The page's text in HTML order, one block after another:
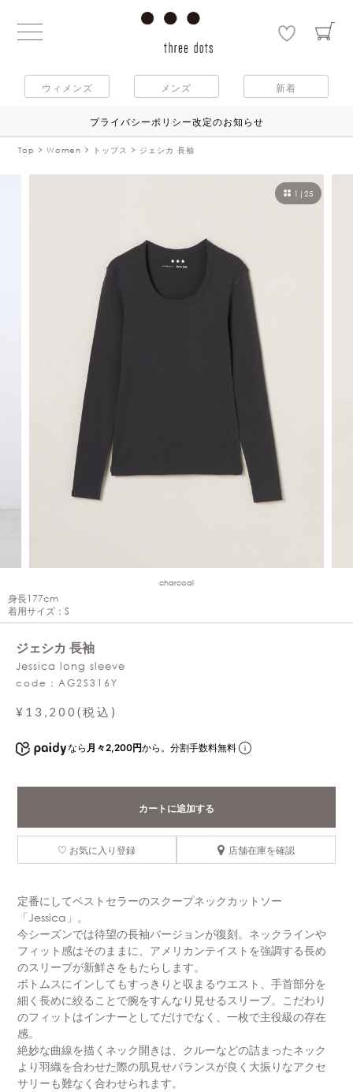
ウィメンズ メンズ 新着
プライバシーポリシー改定のお知らせ
Top Women トップス ジェシカ 長袖
1 |25
charcoal
身長177cm
着用サイズ：S
ジェシカ 長袖
Jessica long sleeve
code：AG2S316Y
¥13,200(税込)
なら 月々2,200円から。分割手数料無料
カートに追加する
お気に入り登録 店舗在庫を確認
定番にしてベストセラーのスクープネックカットソー
「Jessica」。
今シーズンでは待望の長袖バージョンが復刻。ネックラインや
フィット感はそのままに、アメリカンテイストを強調する長め
のスリーブが新鮮さをもたらします。
ボトムスにインしてもすっきりと収まるウエスト、手首部分を
細く長めに絞ることで腕をすんなり見せるスリーブ。こだわり
のフィットはインナーとしてだけでなく、一枚で主役級の存在
感。
絶妙な曲線を描くネック開きは、クルーなどの詰まったネック
より羽織を合わせた際の肌見せバランスが良く大振りなアクセ
サリーも難なく合わせられます。